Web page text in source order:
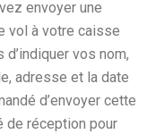
envoyer une
vol à votre caisse
d’indiquer vos nom,
adresse et la date
d’envoyer cette
de réception pour